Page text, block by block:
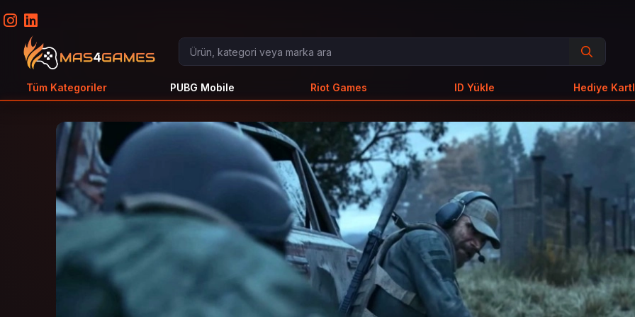
Tüm Kategoriler PUBG Mobile Riot Games ID Yükle Hediye